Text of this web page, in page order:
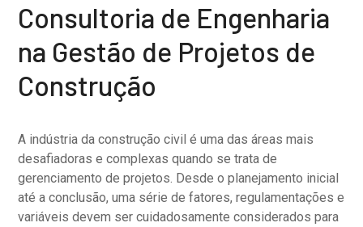
Consultoria de Engenharia
na Gestão de Projetos de
Construção
A indústria da construção civil é uma das áreas mais
desafiadoras e complexas quando se trata de
gerenciamento de projetos. Desde o planejamento inicial
até a conclusão, uma série de fatores, regulamentações e
variáveis devem ser cuidadosamente considerados para